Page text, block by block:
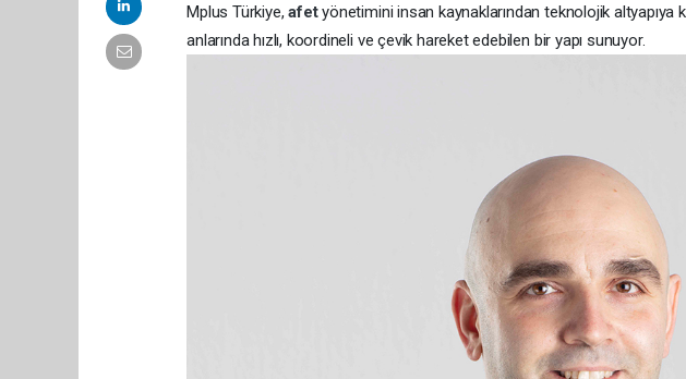
Mplus Türkiye,afetyönetimini insan kaynaklarından teknolojik
anlarında hızlı, koordineli ve çevik hareket edebilen bir yapı sunuyor.